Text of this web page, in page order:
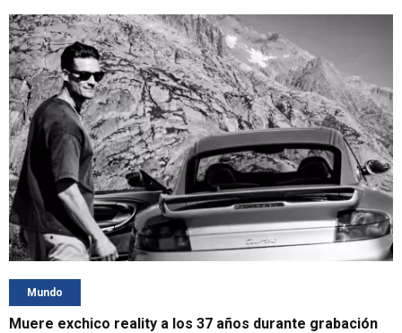
Mundo
Muere exchico reality a los 37 años durante grabación